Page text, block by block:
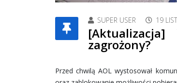
SUPER USER 19
zagrożony?
Przed chwilą AOL wystosował